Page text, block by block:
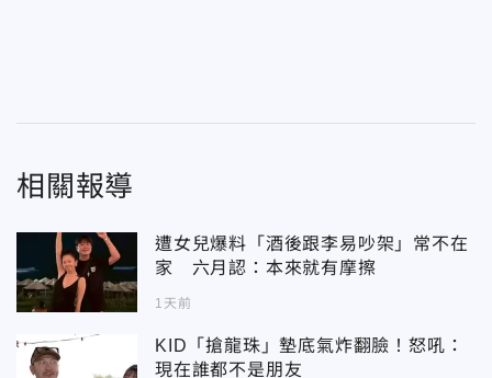
相關報導
遭女兒爆料「酒後跟李易吵架」常不在
家 六月認：本來就有摩擦
1天前
KID「搶龍珠」墊底氣炸翻臉！怒吼：
現在誰都不是朋友